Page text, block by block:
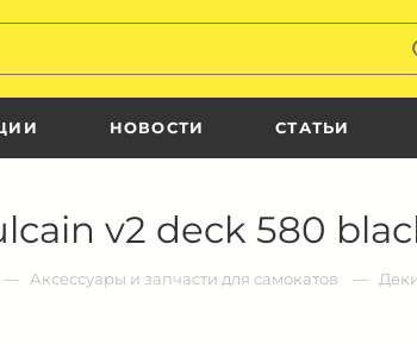
НОВОСТИ СТАТЬИ
v2 deck 580
Аксессуары и запчасти для самокатов